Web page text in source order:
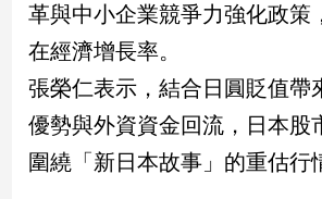
娛
樂
樂
革與中小企業競爭力強化政策
在經濟增長率。
張榮仁表示，結合日圓貶值帶
優勢與外資資金回流，日本股
圍繞「新日本故事」的重估行